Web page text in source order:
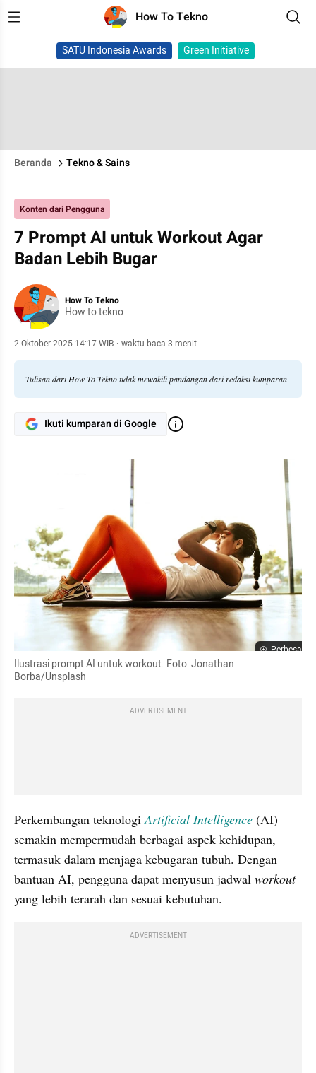
How To Tekno
SATU Indonesia Awards Green Initiative
Beranda Tekno & Sains
Konten dari Pengguna
7 Prompt AI untuk Workout Agar
Badan Lebih Bugar
How To Tekno
How to tekno
2 Oktober 2025 14:17 WIB · waktu baca 3 menit
Tulisan dari How To Tekno tidak mewakili pandangan dari redaksi kumparan
Ikuti kumparan di Google
Perbesar
Ilustrasi prompt AI untuk workout. Foto: Jonathan
Borba/Unsplash
ADVERTISEMENT
Perkembangan teknologi Artificial Intelligence (AI)
semakin mempermudah berbagai aspek kehidupan,
termasuk dalam menjaga kebugaran tubuh. Dengan
bantuan AI, pengguna dapat menyusun jadwal
workout
yang lebih terarah dan sesuai kebutuhan.
ADVERTISEMENT